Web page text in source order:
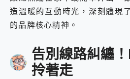
造溫暖的互動時光，深刻體現
的品牌核心精神。
告別線路糾纏
拎著走